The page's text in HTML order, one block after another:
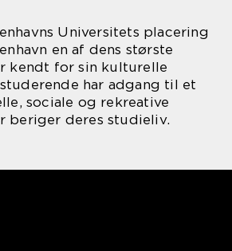
Universitets placering
en af dens største
kendt for sin kulturelle
har adgang til et
sociale og rekreative
beriger deres studieliv.